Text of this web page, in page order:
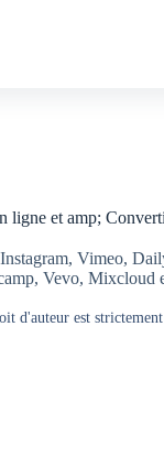
ligne et amp;
Vimeo,
Vevo, Mixcloud
d'auteur est